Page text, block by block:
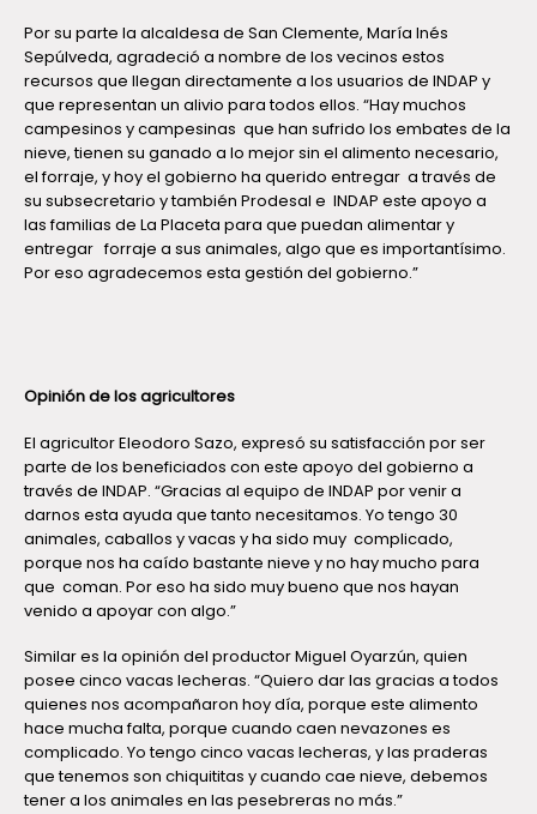
Por su parte la alcaldesa de San Clemente, María Inés
Sepúlveda, agradeció a nombre de los vecinos estos
recursos que llegan directamente a los usuarios de INDAP y
que representan un alivio para todos ellos. “Hay muchos
campesinos y campesinas que han sufrido los embates de la
nieve, tienen su ganado a lo mejor sin el alimento necesario,
el forraje, y hoy el gobierno ha querido entregar a través de
su subsecretario y también Prodesal e INDAP este apoyo a
las familias de La Placeta para que puedan alimentar y
entregar forraje a sus animales, algo que es importantísimo.
Por eso agradecemos esta gestión del gobierno.”
Opinión de los agricultores
El agricultor Eleodoro Sazo, expresó su satisfacción por ser
parte de los beneficiados con este apoyo del gobierno a
través de INDAP. “Gracias al equipo de INDAP por venir a
darnos esta ayuda que tanto necesitamos. Yo tengo 30
animales, caballos y vacas y ha sido muy complicado,
porque nos ha caído bastante nieve y no hay mucho para
que coman. Por eso ha sido muy bueno que nos hayan
venido a apoyar con algo.”
Similar es la opinión del productor Miguel Oyarzún, quien
posee cinco vacas lecheras. “Quiero dar las gracias a todos
quienes nos acompañaron hoy día, porque este alimento
hace mucha falta, porque cuando caen nevazones es
complicado. Yo tengo cinco vacas lecheras, y las praderas
que tenemos son chiquititas y cuando cae nieve, debemos
tener a los animales en las pesebreras no más.”